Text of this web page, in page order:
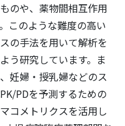
のや、薬物間相互作用
このような難度の高い
の手法を用いて解析を
う研究しています。ま
妊婦・授乳婦などのス
PDを予測するための
コメトリクスを活用し